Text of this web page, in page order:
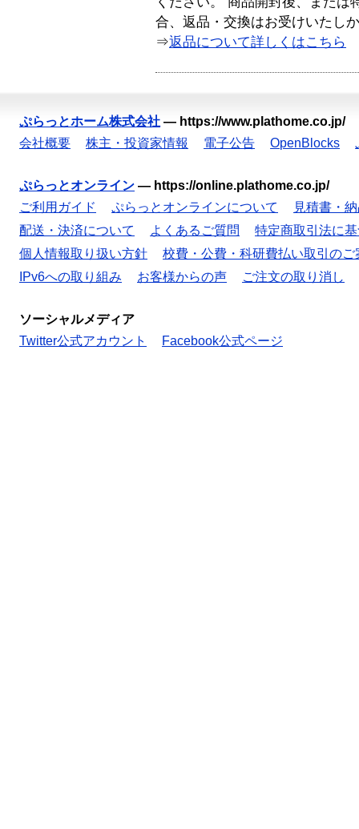
合、返品・交換はお受けいたし
⇒返品について詳しくはこちら
ぷらっとホーム株式会社 — https://www.plathome.co.jp/
会社概要
株主・投資家情報 電子公告 OpenBlocks
ぷらっとオンライン — https://online.plathome.co.jp/
ご利用ガイド
ぷらっとオンラインについて
見積書・
配送・決済について
よくあるご質問
特定商取引法に
個人情報取り扱い方針
校費・公費・科研費払い取引のご
IPv6への取り組み
お客様からの声 ご注文の取り消し
ソーシャルメディア
Twitter公式アカウント
Facebook公式ページ